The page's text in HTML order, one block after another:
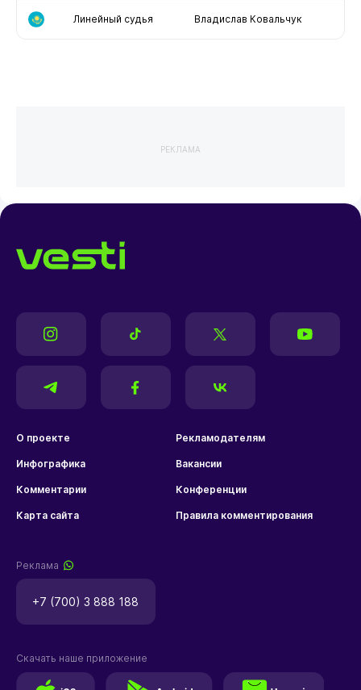
Линейный судья Владислав Ковальчук
РЕКЛАМА
О проекте Рекламодателям
Инфографика Вакансии
Комментарии Конференции
Карта сайта Правила комментирования
Реклама
+7 (700) 3 888 188
Скачать наше приложение